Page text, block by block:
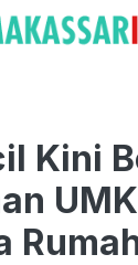
Kini